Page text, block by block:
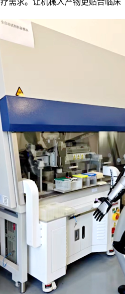
需求。让机械人产物更贴合临床